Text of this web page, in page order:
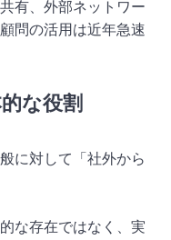
有、外部ネットワー
問の活用は近年急速
な役割
に対して「社外から
な存在ではなく、実